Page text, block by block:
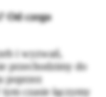
Od czego
i wyzwań,
przechodzimy do
poprzez
czasie łączymy